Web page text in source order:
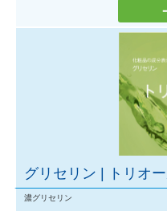
グリセリン | トリオ
濃グリセリン